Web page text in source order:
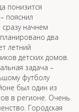
понизится
пояснил
сразу начнем
два
летний
детских домов.
задача –
футболу
был один из
в регионе. Очень
Городская